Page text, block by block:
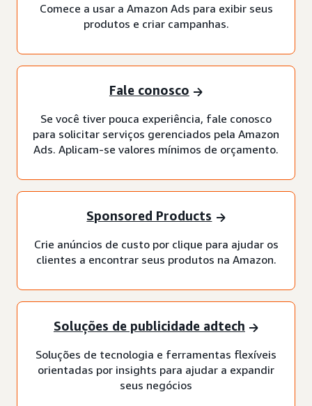
Comece a usar a Amazon Ads para exibir seus
produtos e criar campanhas.
Fale conosco
Se você tiver pouca experiência, fale conosco
para solicitar serviços gerenciados pela Amazon
Ads. Aplicam-se valores mínimos de orçamento.
Sponsored Products
Crie anúncios de custo por clique para ajudar os
clientes a encontrar seus produtos na Amazon.
Soluções de publicidade adtech
Soluções de tecnologia e ferramentas flexíveis
orientadas por insights para ajudar a expandir
seus negócios